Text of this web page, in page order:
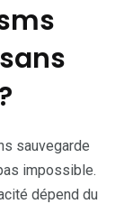
sauvegarde
impossible.
dépend du